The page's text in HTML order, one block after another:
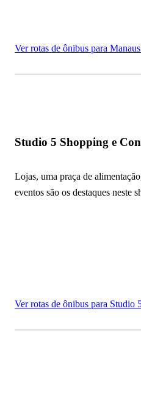
Ver rotas de ônibus para
Studio 5 Shopping e
Lojas, uma praça de
eventos são os destaques neste
Ver rotas de ônibus para Studio